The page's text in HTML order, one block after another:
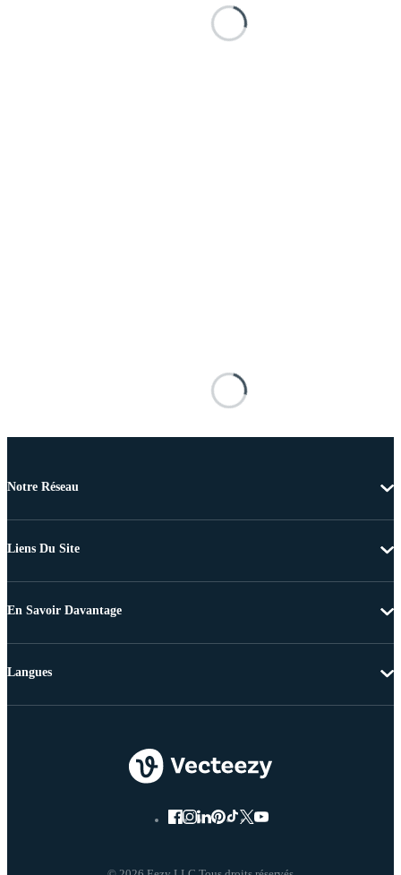
Notre Réseau
Liens Du Site
En Savoir Davantage
Langues